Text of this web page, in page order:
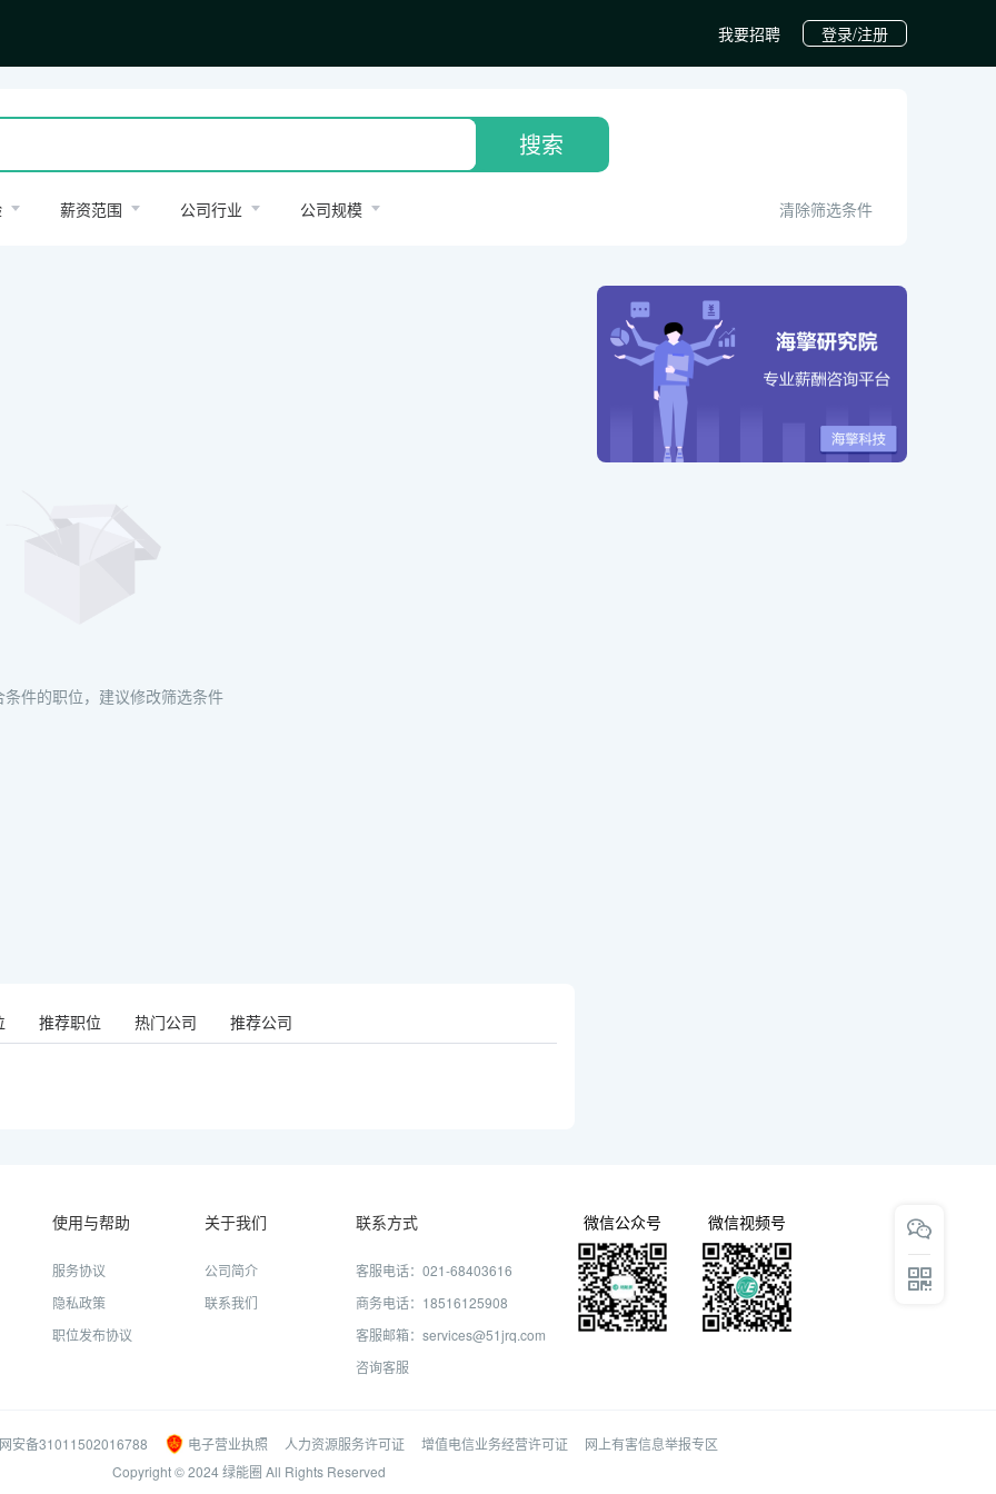
我要招聘 登录/注册
搜索
薪资范围 公司行业 公司规模 清除筛选条件
条件的职位，建议修改筛选条件
推荐职位 热门公司 推荐公司
使用与帮助
服务协议
隐私政策
职位发布协议
关于我们
公司简介
联系我们
联系方式
客服电话：021-68403616
商务电话：18516125908
客服邮箱：services@51jrq.com
咨询客服
微信公众号 微信视频号
安备31011502016788 电子营业执照 人力资源服务许可证 增值电信业务经营许可证
网上有害信息举报专区
Copyright © 2024 绿能圈 All Rights Reserved